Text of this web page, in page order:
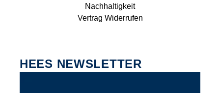
Nachhaltigkeit
Vertrag Widerrufen
HEES NEWSLETTER